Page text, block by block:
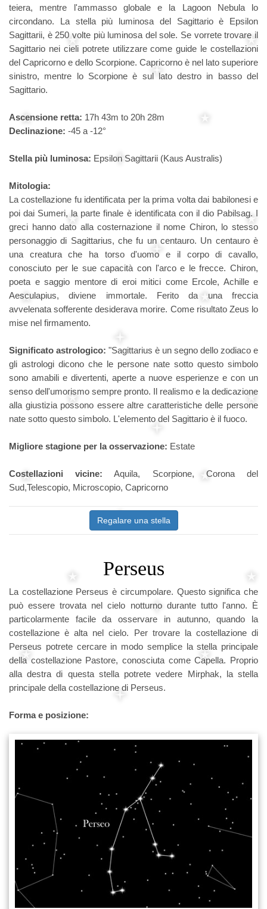
teiera, mentre l'ammasso globale e la Lagoon Nebula lo
circondano. La stella più luminosa del Sagittario è Epsilon
Sagittarii, è 250 volte più luminosa del sole. Se vorrete trovare il
Sagittario nei cieli potrete utilizzare come guide le costellazioni
del Capricorno e dello Scorpione. Capricorno è nel lato superiore
sinistro, mentre lo Scorpione è sul lato destro in basso del
Sagittario.
Ascensione retta: 17h 43m to 20h 28m
Declinazione: -45 a -12°
Stella più luminosa: Epsilon Sagittarii (Kaus Australis)
Mitologia:
La costellazione fu identificata per la prima volta dai babilonesi e
poi dai Sumeri, la parte finale è identificata con il dio Pabilsag. I
greci hanno dato alla costernazione il nome Chiron, lo stesso
personaggio di Sagittarius, che fu un centauro. Un centauro è
una creatura che ha torso d'uomo e il corpo di cavallo,
conosciuto per le sue capacità con l'arco e le frecce. Chiron,
poeta e saggio mentore di eroi mitici come Ercole, Achille e
Aesculapius, diviene immortale. Ferito da una freccia
avvelenata sofferente desiderava morire. Come risultato Zeus lo
mise nel firmamento.
Significato astrologico: "Sagittarius è un segno dello zodiaco e
gli astrologi dicono che le persone nate sotto questo simbolo
sono amabili e divertenti, aperte a nuove esperienze e con un
senso dell'umorismo sempre pronto. Il realismo e la dedicazione
alla giustizia possono essere altre caratteristiche delle persone
nate sotto questo simbolo. L'elemento del Sagittario è il fuoco.
Migliore stagione per la osservazione: Estate
Costellazioni vicine: Aquila, Scorpione, Corona del
Sud,Telescopio, Microscopio, Capricorno
Regalare una stella
Perseus
La costellazione Perseus è circumpolare. Questo significa che
può essere trovata nel cielo notturno durante tutto l'anno. È
particolarmente facile da osservare in autunno, quando la
costellazione è alta nel cielo. Per trovare la costellazione di
Perseus potrete cercare in modo semplice la stella principale
della costellazione Pastore, conosciuta come Capella. Proprio
alla destra di questa stella potrete vedere Mirphak, la stella
principale della costellazione di Perseus.
Forma e posizione: